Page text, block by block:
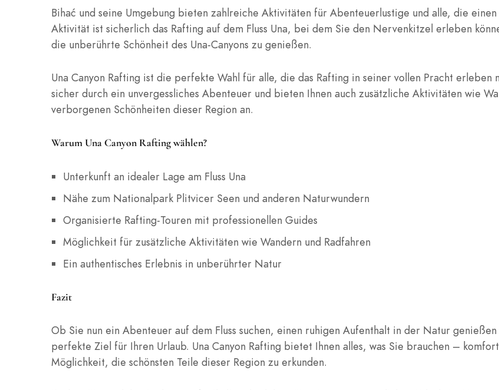
Bihać und seine Umgebung bieten zahlreiche Aktivitäten für Abenteuerlustige und alle, die
Aktivität ist sicherlich das Rafting auf dem Fluss Una, bei dem Sie den Nervenkitzel erleben
die unberührte Schönheit des Una-Canyons zu genießen.
Una Canyon Rafting ist die perfekte Wahl für alle, die das Rafting in seiner vollen Pracht erleben
sicher durch ein unvergessliches Abenteuer und bieten Ihnen auch zusätzliche Aktivitäten wie
verborgenen Schönheiten dieser Region an.
Warum Una Canyon Rafting wählen?
Unterkunft an idealer Lage am Fluss Una
Nähe zum Nationalpark Plitvicer Seen und anderen Naturwundern
Organisierte Rafting-Touren mit professionellen Guides
Möglichkeit für zusätzliche Aktivitäten wie Wandern und Radfahren
Ein authentisches Erlebnis in unberührter Natur
Fazit
Ob Sie nun ein Abenteuer auf dem Fluss suchen, einen ruhigen Aufenthalt in der Natur
perfekte Ziel für Ihren Urlaub. Una Canyon Rafting bietet Ihnen alles, was Sie brauchen –
Möglichkeit, die schönsten Teile dieser Region zu erkunden.